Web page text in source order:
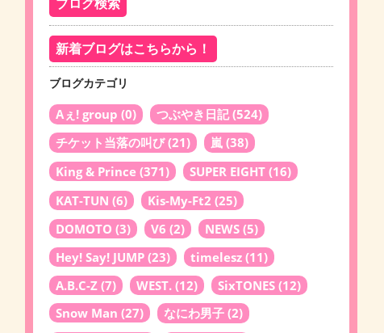
新着ブログはこちらから！
ブログカテゴリ
Aぇ! group (0) つぶやき日記(524)
チケット当落の叫び(21) 嵐 (38)
King & Prince (371) SUPER EIGHT (16)
KAT-TUN (6) Kis-My-Ft2 (25)
DOMOTO (3) V6 (2) NEWS (5)
Hey! Say! JUMP (23) timelesz (11)
A.B.C-Z (7) WEST. (12) SixTONES (12)
Snow Man (27) なにわ男子 (2)